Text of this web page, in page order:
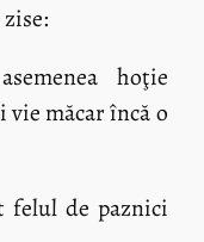
hoţie
vie măcar încă o
felul de paznici